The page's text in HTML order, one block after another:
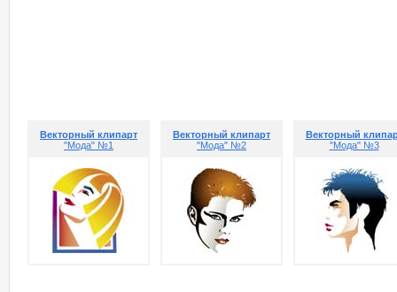
Векторный клипарт
"Мода" №1
Векторный клипарт
"Мода" №2
Векторный
"Мода" №3